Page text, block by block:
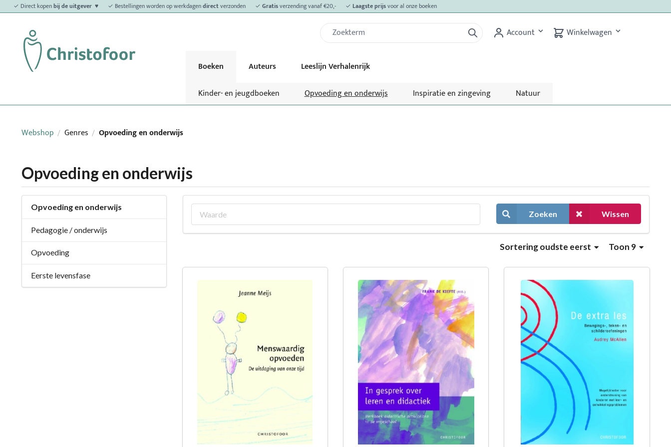
✓ Direct kopenbij de uitgever ♥ ✓ Bestellingen worden op werkdagendirectverzonden ✓ Gratisverzending vanaf €20,- ✓ Laagste prijsvoor al onze boeken
Account Winkelwagen
Boeken Auteurs
Leeslijn Verhalenrijk
Kinder- en jeugdboeken
Opvoeding en onderwijs Inspiratie en zingeving Natuur
Webshop / Genres / Opvoeding en onderwijs
Opvoeding en onderwijs
Opvoeding en onderwijs
Pedagogie / onderwijs
Opvoeding
Eerste levensfase
Zoeken Wissen
Toon 9
Sorteringoudste eerst